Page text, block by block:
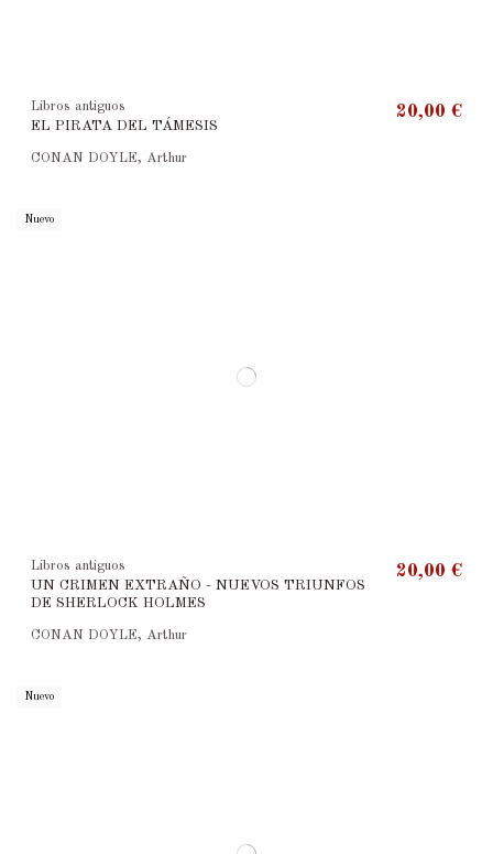
Libros antiguos
EL PIRATA DEL TÁMESIS
20,00 €
CONAN DOYLE, Arthur
Nuevo
Libros antiguos
UN CRIMEN EXTRAÑO - NUEVOS TRIUNFOS
DE SHERLOCK HOLMES
20,00 €
CONAN DOYLE, Arthur
Nuevo